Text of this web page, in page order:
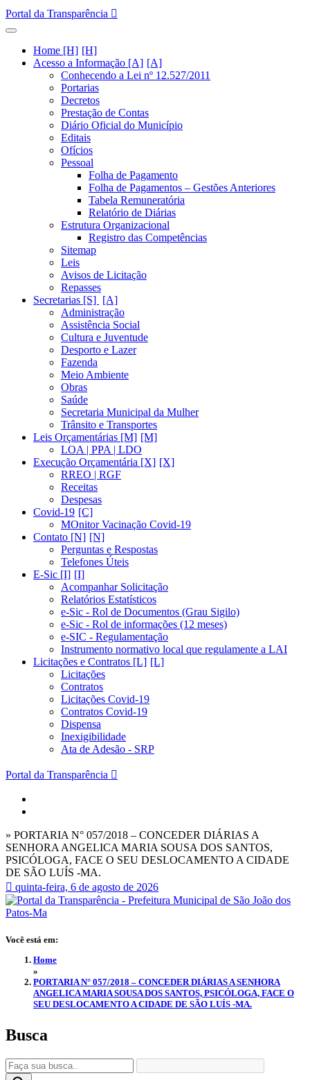
Portal da Transparência
Home [H]
Acesso a Informação [A]
Conhecendo a Lei nº 12.527/2011
Portarias
Decretos
Prestação de Contas
Diário Oficial do Município
Editais
Ofícios
Pessoal
Folha de Pagamento
Folha de Pagamentos – Gestões Anteriores
Tabela Remuneratória
Relatório de Diárias
Estrutura Organizacional
Registro das Competências
Sitemap
Leis
Avisos de Licitação
Repasses
Secretarias [S]
Administração
Assistência Social
Cultura e Juventude
Desporto e Lazer
Fazenda
Meio Ambiente
Obras
Saúde
Secretaria Municipal da Mulher
Trânsito e Transportes
Leis Orçamentárias [M]
LOA | PPA | LDO
Execução Orçamentária [X]
RREO | RGF
Receitas
Despesas
Covid-19
MOnitor Vacinação Covid-19
Contato [N]
Perguntas e Respostas
Telefones Úteis
E-Sic [I]
Acompanhar Solicitação
Relatórios Estatísticos
e-Sic - Rol de Documentos (Grau Sigilo)
e-Sic - Rol de informações (12 meses)
e-SIC - Regulamentação
Instrumento normativo local que regulamente a LAI
Licitações e Contratos [L]
Licitações
Contratos
Licitações Covid-19
Contratos Covid-19
Dispensa
Inexigibilidade
Ata de Adesão - SRP
Portal da Transparência
» PORTARIA N° 057/2018 – CONCEDER DIÁRIAS A
SENHORA ANGELICA MARIA SOUSA DOS SANTOS,
PSICÓLOGA, FACE O SEU DESLOCAMENTO A CIDADE
DE SÃO LUÍS -MA.
quinta-feira, 6 de agosto de 2026
Você está em:
Home
»
PORTARIA N° 057/2018 – CONCEDER DIÁRIAS A SENHORA
ANGELICA MARIA SOUSA DOS SANTOS, PSICÓLOGA, FACE O
SEU DESLOCAMENTO A CIDADE DE SÃO LUÍS -MA.
Busca